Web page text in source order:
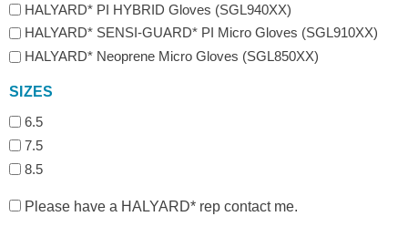
HALYARD* PI HYBRID Gloves (SGL940XX)
HALYARD* SENSI-GUARD* PI Micro Gloves (SGL910XX)
HALYARD* Neoprene Micro Gloves (SGL850XX)
SIZES
6.5
7.5
8.5
HAVE
Please have a HALYARD* rep contact me.